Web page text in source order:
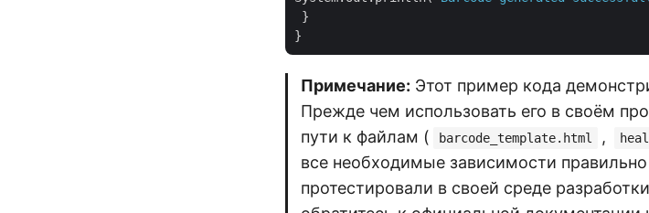
}
Примечание: Этот пример кода
Прежде чем использовать его в своём
пути к файлам (
barcode_template.html ,
все необходимые зависимости
протестировали в своей среде